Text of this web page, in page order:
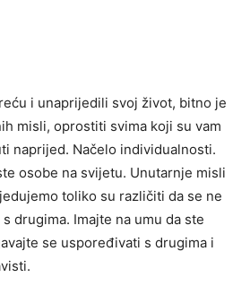
i unaprijedili svoj život, bitno je
misli, oprostiti svima koji su vam
naprijed. Načelo individualnosti.
osobe na svijetu. Unutarnje misli
toliko su različiti da se ne
drugima. Imajte na umu da ste
se uspoređivati ​​s drugima i